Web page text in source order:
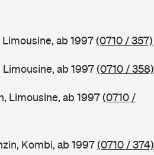
ab 1997(0710 / 357)
ab 1997(0710 / 358)
Limousine, ab 1997(0710 /
Kombi, ab 1997(0710 / 374)